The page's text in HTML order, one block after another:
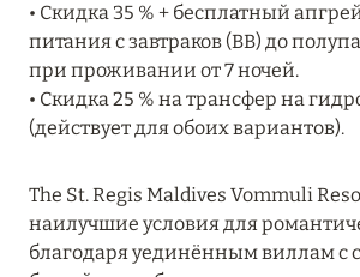
MANDARIN ORIENTAL JUMEIRA,
СКИДКИ ДО 30 % ОТ СУММЫ
РАЗМЕЩЕНИЕ ВЕСНОЙ
Подробнее
11 декабря 2024
RIXOS PREMIUM SAADIYAT
• Скидка 35 % + бесплатный
питания с завтраков (BB) до
при проживании от 7 ночей.
• Скидка 25 % на трансфер на
(действует для обоих вариантов).
The St. Regis Maldives Vommuli
наилучшие условия для
благодаря уединённым виллам с